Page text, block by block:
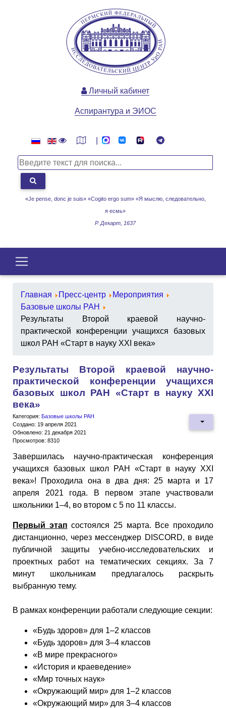
«Je pense, donc je suis» «Cogito ergo sum» «Я мыслю, следовательно,
я есмь»
Р. Декарт, 1637
Личный кабинет
Аспирантура и ЭИОС
Главная Пресс-центр
Мероприятия
Базовые школы РАН
Результаты Второй краевой научно-
практической конференции учащихся базовых
школ РАН «Старт в науку XXI века»
Результаты Второй краевой научно-
практической конференции учащихся
базовых школ РАН «Старт в науку XXI
века»
Категория: Базовые школы РАН
Создано: 19 апреля 2021
Обновлено: 21 декабря 2021
Просмотров: 8310
Завершилась научно-практическая конференция
учащихся базовых школ РАН «Старт в науку XXI
века»! Проходила она в два дня: 25 марта и 17
апреля 2021 года. В первом этапе участвовали
школьники 1–4, во втором с 5 по 11 классы.
Первый этап состоялся 25 марта. Все проходило
дистанционно, через мессенджер DISCORD, в виде
публичной защиты учебно-исследовательских и
проектных работ на тематических секциях. За 7
минут школьникам предлагалось раскрыть
выбранную тему.
В рамках конференции работали следующие секции:
«Будь здоров» для 1–2 классов
«Будь здоров» для 3–4 классов
«В мире прекрасного»
«История и краеведение»
«Мир точных наук»
«Окружающий мир» для 1–2 классов
«Окружающий мир» для 3–4 классов